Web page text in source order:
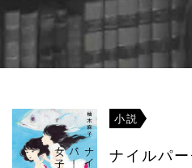
小説
ナイルパ